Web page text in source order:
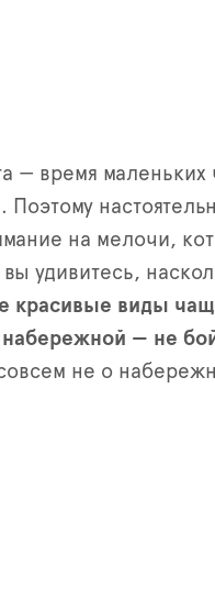
— время маленьких
на мелочи,
удивитесь,
красивые виды
— не
не о